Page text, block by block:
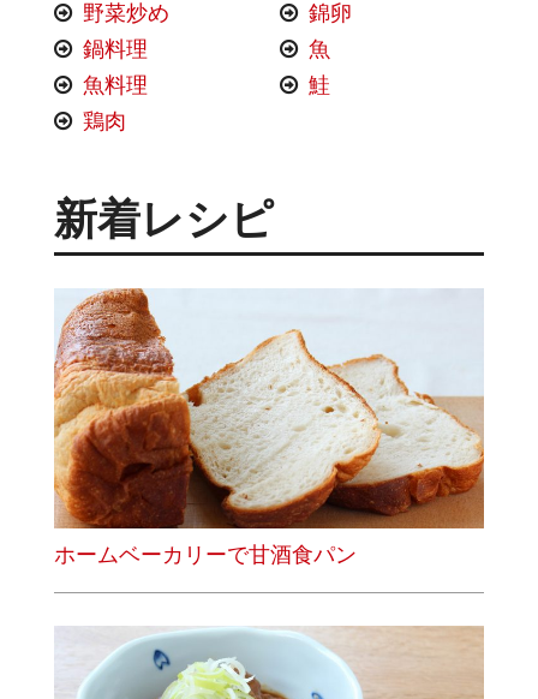
野菜炒め
錦卵
鍋料理
魚
魚料理
鮭
鶏肉
新着レシピ
ホームベーカリーで甘酒食パン